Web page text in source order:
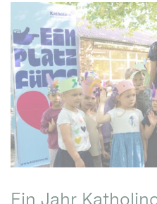
Ein Jahr